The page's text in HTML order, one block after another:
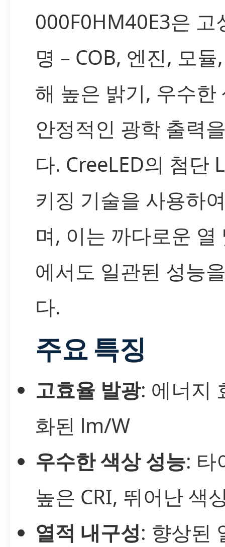
000F0HM40E3은 고
명 – COB, 엔진, 모
해 높은 밝기, 우수한
안정적인 광학 출력
다. CreeLED의 첨단
키징 기술을 사용하
며, 이는 까다로운 열
에서도 일관된 성능
다.
주요 특징
고효율 발광: 에너지
화된 lm/W
우수한 색상 성능: 타
높은 CRI, 뛰어난 색
열적 내구성: 향상된